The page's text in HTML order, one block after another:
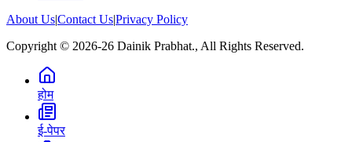
About Us|Contact Us|Privacy Policy
Copyright © 2026-26 Dainik Prabhat., All Rights Reserved.
होम
ई-पेपर